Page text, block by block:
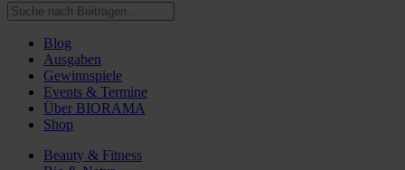
Blog
Ausgaben
Gewinnspiele
Events & Termine
Über BIORAMA
Shop
Beauty & Fitness